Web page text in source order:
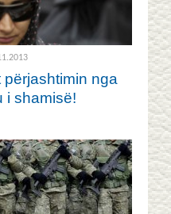
nga
i shamisë!